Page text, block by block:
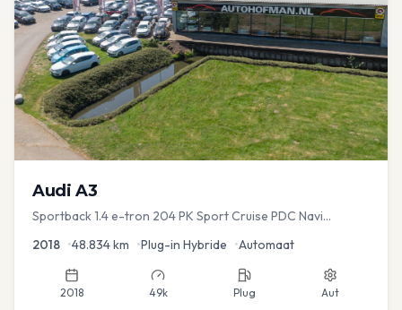
Audi A3
Sportback 1.4 e-tron 204 PK Sport Cruise PDC Navi
2018 •48.834km •Plug-in Hybride •Automaat
2018 49k Plug Aut